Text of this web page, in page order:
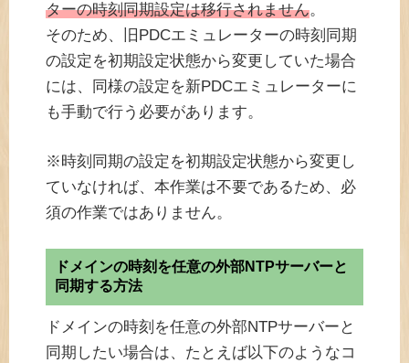
ターの時刻同期設定は移行されません。
そのため、旧PDCエミュレーターの時刻同期
の設定を初期設定状態から変更していた場合
には、同様の設定を新PDCエミュレーターに
も手動で行う必要があります。
※時刻同期の設定を初期設定状態から変更し
ていなければ、本作業は不要であるため、必
須の作業ではありません。
ドメインの時刻を任意の外部NTPサーバーと
同期する方法
ドメインの時刻を任意の外部NTPサーバーと
同期したい場合は、たとえば以下のようなコ